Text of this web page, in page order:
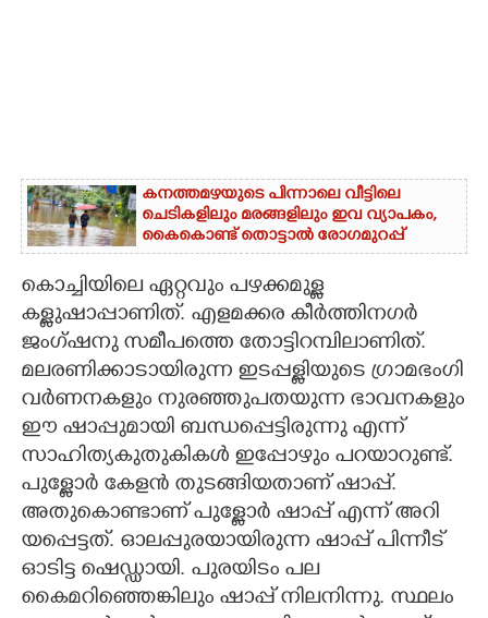
കനത്തമഴയുടെ പിന്നാലെ വീട്ടിലെ
ചെടികളിലും മരങ്ങളിലും ഇവ വ്യാപകം,
കൈകൊണ്ട് തൊട്ടാൽ രോഗമുറപ്പ്
കൊച്ചിയിലെ ഏറ്റവും പഴക്കമുള്ള
കള്ളുഷാപ്പാണിത്. എളമക്കര കീർത്തിനഗർ
ജംഗ്ഷനു സമീപത്തെ തോട്ടിറമ്പിലാണിത്.
മലരണിക്കാടായിരുന്ന ഇടപ്പള്ളിയുടെ ഗ്രാമഭംഗി
വർണനകളും നുരഞ്ഞുപതയുന്ന ഭാവനകളും
ഈ ഷാപ്പുമായി ബന്ധപ്പെട്ടിരുന്നു എന്ന്
സാഹിത്യകുതുകികൾ ഇപ്പോഴും പറയാറുണ്ട്.
പുള്ളോർ കേളൻ തുടങ്ങി​യതാണ് ഷാപ്പ്.
അതുകൊണ്ടാണ് പുള്ളോർ ഷാപ്പ് എന്ന് അറി​
യപ്പെട്ടത്. ഓലപ്പുരയായി​രുന്ന ഷാപ്പ് പി​ന്നീട്
ഓടി​ട്ട ഷെഡ്ഡായി​. പുരയിടം പല
കൈമറിഞ്ഞെങ്കിലും ഷാപ്പ് നിലനിന്നു. സ്ഥലം